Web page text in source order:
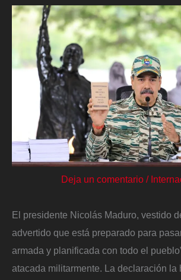
Deja un comentario /
El presidente Nicolás Maduro, vestido
advertido que está preparado para
armada y planificada con todo el
atacada militarmente. La declaración la